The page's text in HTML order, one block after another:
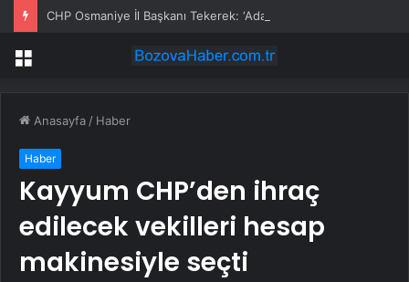
Menü
Anasayfa / Haber
Haber
Kayyum CHP’den ihraç
edilecek vekilleri hesap
makinesiyle seçti